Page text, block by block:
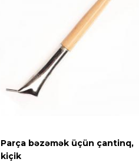
Parça bəzəmək üçün çantinq,
kiçik